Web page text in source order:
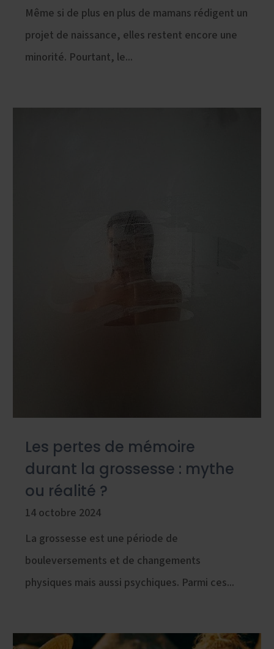
Même si de plus en plus de mamans rédigent un
projet de naissance, elles restent encore une
minorité. Pourtant, le...
Les pertes de mémoire
durant la grossesse : mythe
ou réalité ?
14 octobre 2024
La grossesse est une période de
bouleversements et de changements
physiques mais aussi psychiques. Parmi ces...